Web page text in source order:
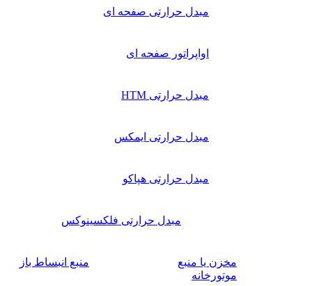
مبدل حرارتی صفحه ای
اواپراتور صفحه ای
مبدل حرارتی HTM
مبدل حرارتی ایمکس
مبدل حرارتی هپاکو
مبدل حرارتی فلکسینوکس
مخزن یا منبع
موتورخانه
منبع انبساط باز